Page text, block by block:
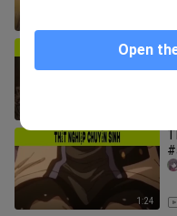
1:24
Open